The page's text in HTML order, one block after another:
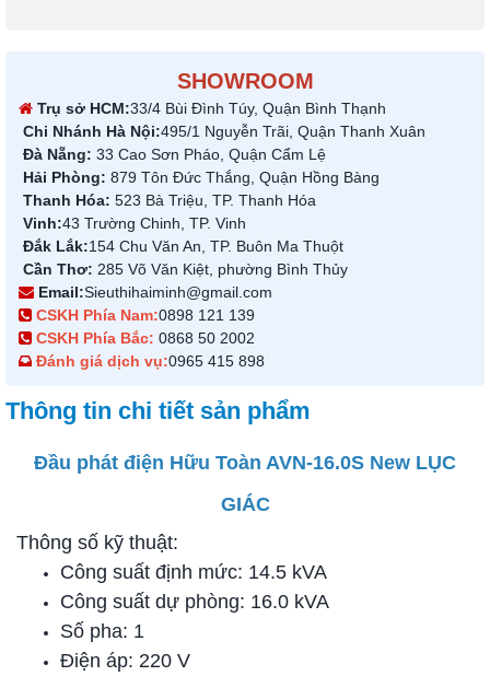
SHOWROOM
Trụ sở HCM:33/4 Bùi Đình Túy, Quận Bình Thạnh
Chi Nhánh Hà Nội:495/1 Nguyễn Trãi, Quận Thanh Xuân
Đà Nẵng: 33 Cao Sơn Pháo, Quận Cẩm Lệ
Hải Phòng: 879 Tôn Đức Thắng, Quận Hồng Bàng
Thanh Hóa: 523 Bà Triệu, TP. Thanh Hóa
Vinh:43 Trường Chinh, TP. Vinh
Đắk Lắk:154 Chu Văn An, TP. Buôn Ma Thuột
Cần Thơ: 285 Võ Văn Kiệt, phường Bình Thủy
Email:Sieuthihaiminh@gmail.com
CSKH Phía Nam:0898 121 139
CSKH Phía Bắc: 0868 50 2002
Đánh giá dịch vụ:0965 415 898
Thông tin chi tiết sản phẩm
Đầu phát điện Hữu Toàn AVN-16.0S New LỤC
GIÁC
Thông số kỹ thuật:
Công suất định mức: 14.5 kVA
Công suất dự phòng: 16.0 kVA
Số pha: 1
Điện áp: 220 V